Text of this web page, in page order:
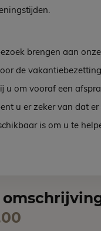
EM 114-
brengen aan onze
de vakantiebezetting
u om vooraf een
u er zeker van dat er
is om u te